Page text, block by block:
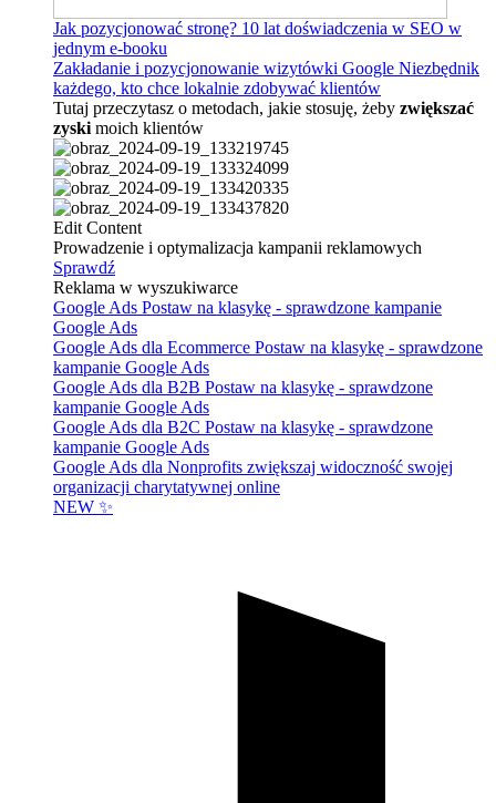
Jak pozycjonować stronę? 10 lat doświadczenia w SEO w
jednym e-booku
Zakładanie i pozycjonowanie wizytówki Google Niezbędnik
każdego, kto chce lokalnie zdobywać klientów
Tutaj przeczytasz o metodach, jakie stosuję, żeby zwiększać
zyski moich klientów
Edit Content
Prowadzenie i optymalizacja kampanii reklamowych
Sprawdź
Reklama w wyszukiwarce
Google Ads Postaw na klasykę - sprawdzone kampanie
Google Ads
Google Ads dla Ecommerce Postaw na klasykę - sprawdzone
kampanie Google Ads
Google Ads dla B2B Postaw na klasykę - sprawdzone
kampanie Google Ads
Google Ads dla B2C Postaw na klasykę - sprawdzone
kampanie Google Ads
Google Ads dla Nonprofits zwiększaj widoczność swojej
organizacji charytatywnej online
NEW ✨